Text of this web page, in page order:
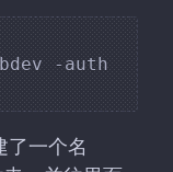
-auth
一个名